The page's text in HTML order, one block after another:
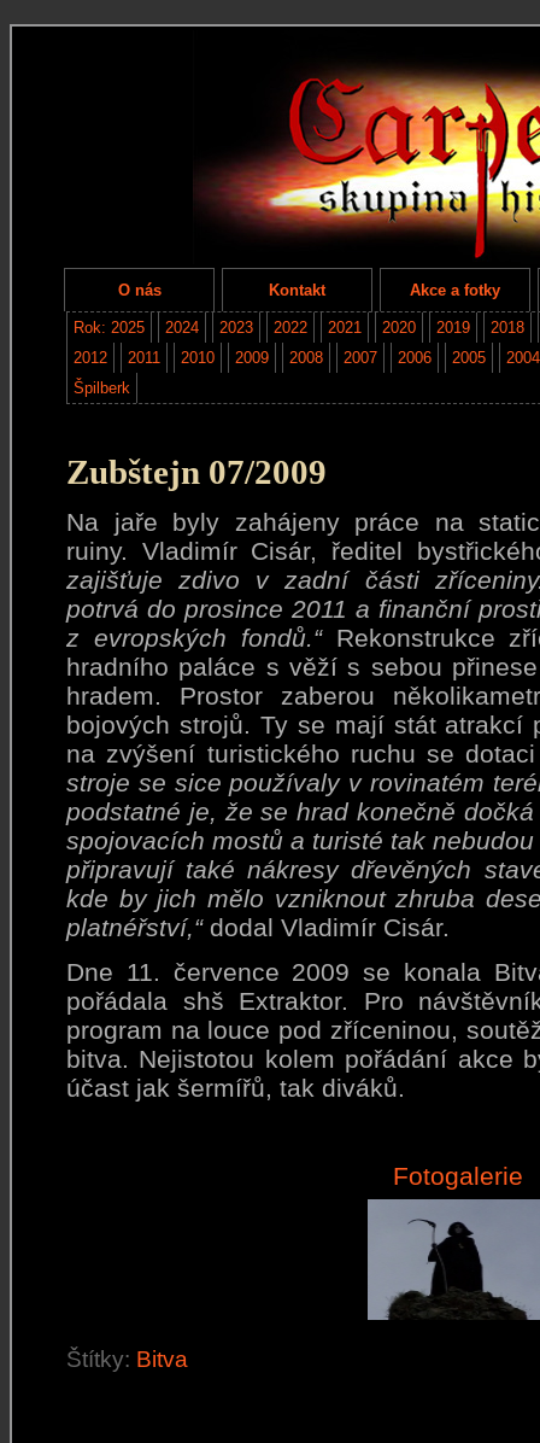
O nás Kontakt Akce a fotky
Rok: 2025 2024 2023 2022 2021 2020 2019
2018
2012
2011 2010 2009 2008 2007 2006 2005
2004
Špilberk
Zubštejn 07/2009
Na jaře byly zahájeny práce na
ruiny. Vladimír Cisár, ředitel
zajišťuje zdivo v zadní části
potrvá do prosince 2011 a finanční
z evropských fondů.“Rekonstrukce
hradního paláce s věží s sebou
hradem. Prostor zaberou
bojových strojů. Ty se mají stát atrakcí
na zvýšení turistického ruchu se
stroje se sice používaly v rovinatém
podstatné je, že se hrad konečně
spojovacích mostů a turisté tak
připravují také nákresy dřevěných
kde by jich mělo vzniknout zhruba
platnéřství,“dodal Vladimír Cisár.
Dne 11. července 2009 se konala
pořádala shš Extraktor. Pro
program na louce pod zříceninou,
bitva. Nejistotou kolem pořádání akce
účast jak šermířů, tak diváků.
Fotogalerie
Štítky: Bitva